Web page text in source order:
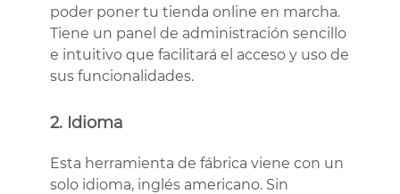
poder poner tu tienda online en marcha.
Tiene un panel de administración sencillo
e intuitivo que facilitará el acceso y uso de
sus funcionalidades.
2. Idioma
Esta herramienta de fábrica viene con un
solo idioma, inglés americano. Sin